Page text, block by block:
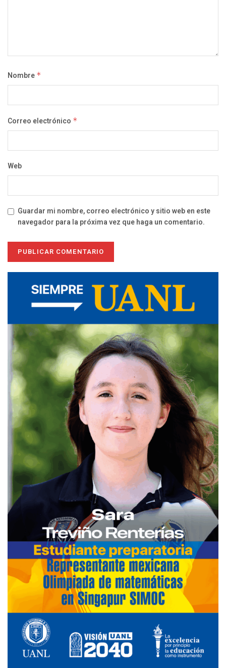
Nombre *
Correo electrónico *
Web
Guardar mi nombre, correo electrónico y sitio web en este
navegador para la próxima vez que haga un comentario.